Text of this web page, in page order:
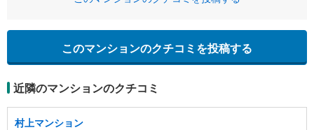
このマンションのクチコミを投稿する
近隣のマンションのクチコミ
村上マンション